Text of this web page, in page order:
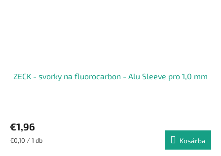
ZECK - svorky na fluorocarbon - Alu Sleeve pro 1,0 mm
€1,96
Egységár:
€0,10 / 1 db Kosárba